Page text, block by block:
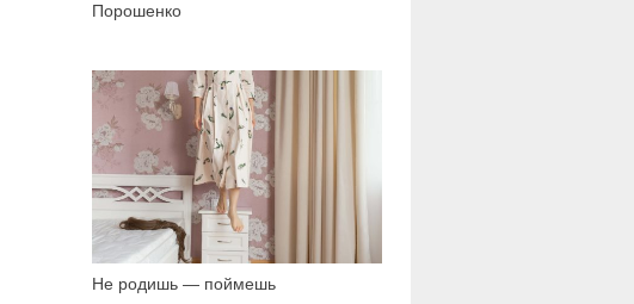
Порошенко
Не родишь — поймешь
1 939